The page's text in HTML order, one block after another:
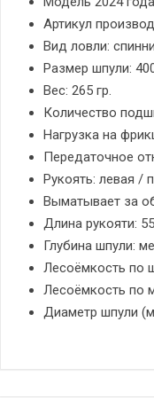
Артикул
Вид ловли:
Размер шпули:
Вес: 265 гр.
Количество
Нагрузка на
Передаточное
Рукоять: левая /
Выматывает за
Длина рукояти:
Глубина шпули:
Лесоёмкость по
Лесоёмкость по
Диаметр шпули